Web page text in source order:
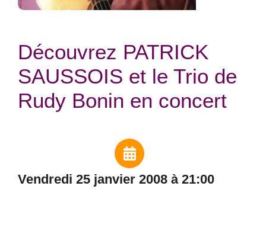
Découvrez PATRICK
SAUSSOIS et le Trio de
Rudy Bonin en concert
vendredi 25 janvier 2008 à 21:00